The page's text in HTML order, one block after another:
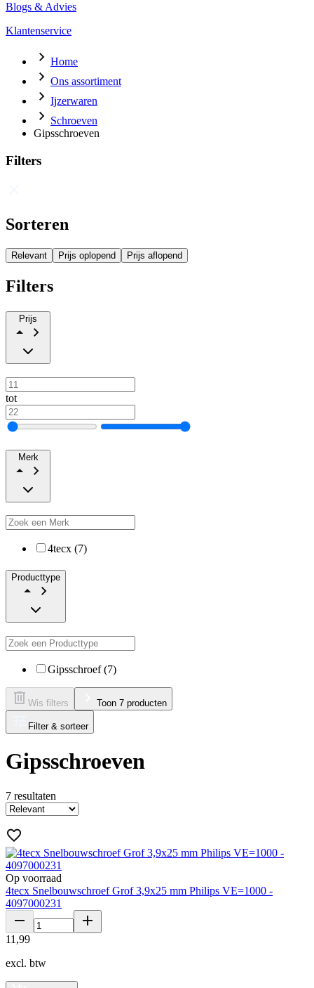
Blogs & Advies
Klantenservice
Home
Ons assortiment
Ijzerwaren
Schroeven
Gipsschroeven
Filters
Sorteren
Relevant Prijs oplopend Prijs aflopend
Filters
Prijs
tot
Merk
4tecx (7)
Producttype
Gipsschroef (7)
Wis filters Toon 7 producten
Filter & sorteer
Gipsschroeven
7 resultaten
Op voorraad
4tecx Snelbouwschroef Grof 3,9x25 mm Philips VE=1000 -
4097000231
11 ,99
excl. btw